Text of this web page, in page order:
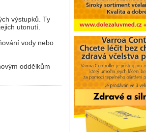
výstupků. Ty
utonutí.
vody nebo
oddělkům